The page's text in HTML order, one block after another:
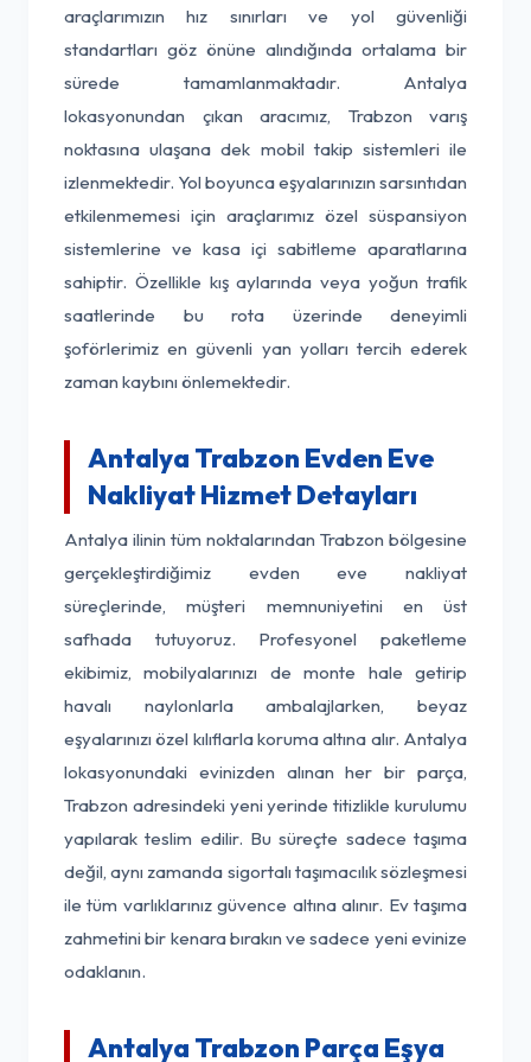
araçlarımızın hız sınırları ve yol güvenliği
standartları göz önüne alındığında ortalama bir
sürede tamamlanmaktadır. Antalya
lokasyonundan çıkan aracımız, Trabzon varış
noktasına ulaşana dek mobil takip sistemleri ile
izlenmektedir. Yol boyunca eşyalarınızın sarsıntıdan
etkilenmemesi için araçlarımız özel süspansiyon
sistemlerine ve kasa içi sabitleme aparatlarına
sahiptir. Özellikle kış aylarında veya yoğun trafik
saatlerinde bu rota üzerinde deneyimli
şoförlerimiz en güvenli yan yolları tercih ederek
zaman kaybını önlemektedir.
Antalya Trabzon Evden Eve
Nakliyat Hizmet Detayları
Antalya ilinin tüm noktalarından Trabzon bölgesine
gerçekleştirdiğimiz evden eve nakliyat
süreçlerinde, müşteri memnuniyetini en üst
safhada tutuyoruz. Profesyonel paketleme
ekibimiz, mobilyalarınızı de monte hale getirip
havalı naylonlarla ambalajlarken, beyaz
eşyalarınızı özel kılıflarla koruma altına alır. Antalya
lokasyonundaki evinizden alınan her bir parça,
Trabzon adresindeki yeni yerinde titizlikle kurulumu
yapılarak teslim edilir. Bu süreçte sadece taşıma
değil, aynı zamanda sigortalı taşımacılık sözleşmesi
ile tüm varlıklarınız güvence altına alınır. Ev taşıma
zahmetini bir kenara bırakın ve sadece yeni evinize
odaklanın.
Antalya Trabzon Parça Eşya